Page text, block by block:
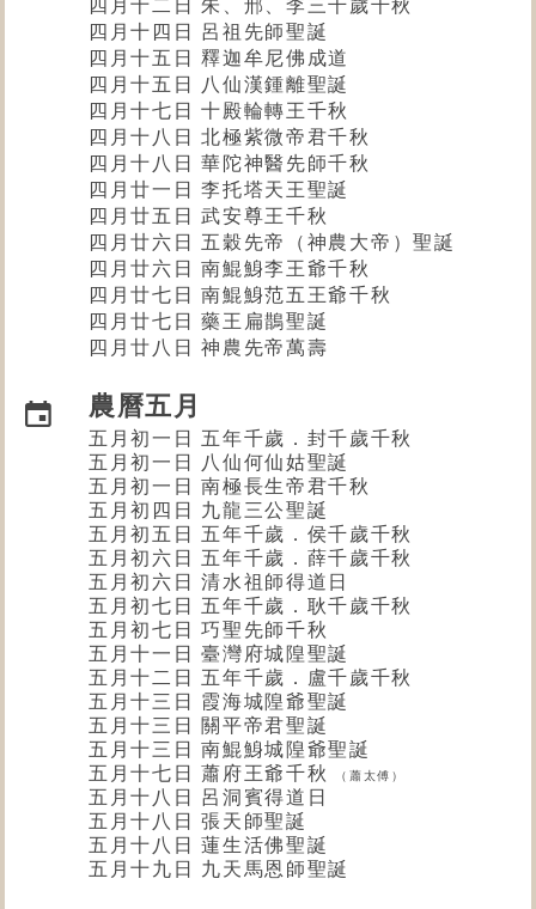
四月十四日 呂祖先師聖誕
四月十五日釋迦牟尼佛成道
四月十五日 八仙漢鍾離聖誕
四月十七日 十殿輪轉王千秋
四月十八日 北極紫微帝君千秋
四月十八日 華陀神醫先師千秋
四月廿一日 李托塔天王聖誕
四月廿五日 武安尊王千秋
四月廿六日 五穀先帝（神農大帝 ）聖誕
四月廿六日 南鯤鯓李王爺千秋
四月廿七日 南鯤鯓范五王爺千秋
四月廿七日 藥王扁鵲聖誕
四月廿八日 神農先帝萬壽
農曆五月
五月初一日 五年千歲．封千歲千秋
五月初一日 八仙何仙姑聖誕
五月初一日 南極長生帝君千秋
五月初四日 九龍三公聖誕
五月初五日 五年千歲．侯千歲千秋
五月初六日 五年千歲．薛千歲千秋
五月初六日 清水祖師得道日
五月初七日 五年千歲．耿千歲千秋
五月初七日 巧聖先師千秋
五月十一日 臺灣府城隍聖誕
五月十二日 五年千歲．盧千歲千秋
五月十三日 霞海城隍爺聖誕
五月十三日 關平帝君聖誕
五月十三日 南鯤鯓城隍爺聖誕
五月十七日 蕭府王爺千秋
（蕭太傅）
五月十八日 呂洞賓得道日
五月十八日 張天師聖誕
五月十八日 蓮生活佛聖誕
五月十九日 九天馬恩師聖誕